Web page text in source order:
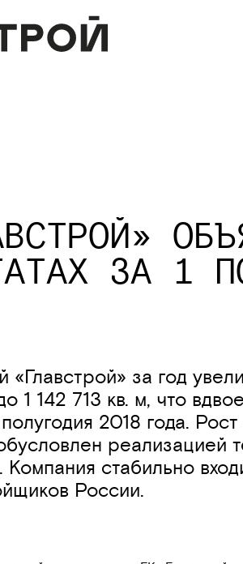
ЗА 1
«Главстрой» за год
1 142 713 кв. м, что
2018 года.
реализацией
Компания стабильно
России.